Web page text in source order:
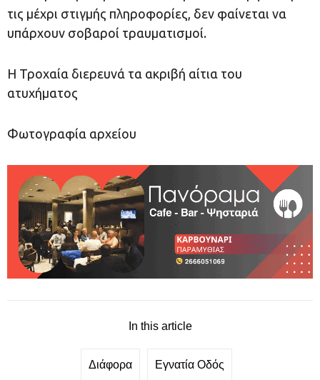
τις μέχρι στιγμής πληροφορίες, δεν φαίνεται να
υπάρχουν σοβαροί τραυματισμοί.
Η Τροχαία διερευνά τα ακριβή αίτια του
ατυχήματος
Φωτογραφία αρχείου
In this article
Διάφορα Εγνατία Οδός